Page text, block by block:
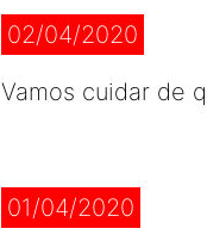
02/04/2020
Vamos cuidar de
01/04/2020